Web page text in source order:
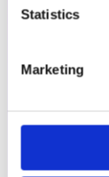
Statistics
Marketing